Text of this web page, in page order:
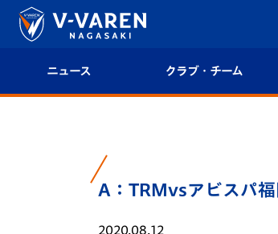
ニュース クラブ・チーム
クラブ概要
A：TRMvsアビスパ
2020.08.12